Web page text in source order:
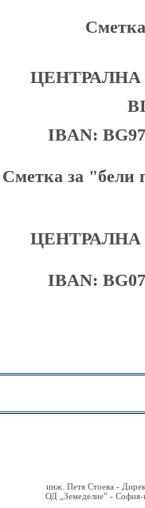
IBAN:
Сметка за "бели
IBAN:
инж. Петя Стоева -
ОД „Земеделие” - София-